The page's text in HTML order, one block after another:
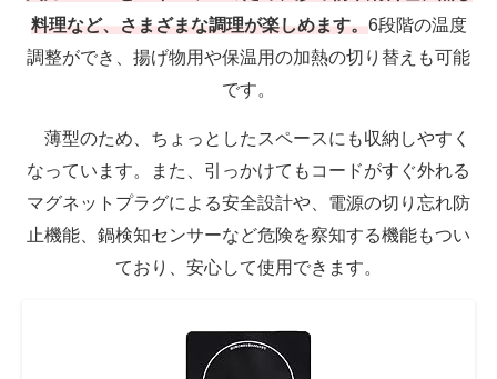
料理など、さまざまな調理が楽しめます。6段階の温度
調整ができ、揚げ物用や保温用の加熱の切り替えも可能
です。
薄型のため、ちょっとしたスペースにも収納しやすく
なっています。また、引っかけてもコードがすぐ外れる
マグネットプラグによる安全設計や、電源の切り忘れ防
止機能、鍋検知センサーなど危険を察知する機能もつい
ており、安心して使用できます。